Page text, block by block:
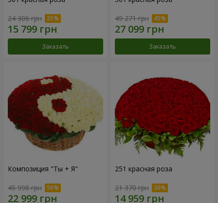
24 306 грн
Заказать
49 271 грн
Заказать
Композиция "Ты + Я"
45 998 грн
251 красная роза
21 370 грн